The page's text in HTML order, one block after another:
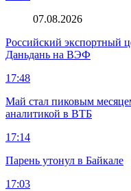
07.08.2026
Российский экспортный
Даньдань на ВЭФ
17:48
Май стал пиковым
аналитикой в ВТБ
17:14
Парень утонул в Байкале
17:03